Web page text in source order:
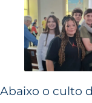
Abaixo o culto